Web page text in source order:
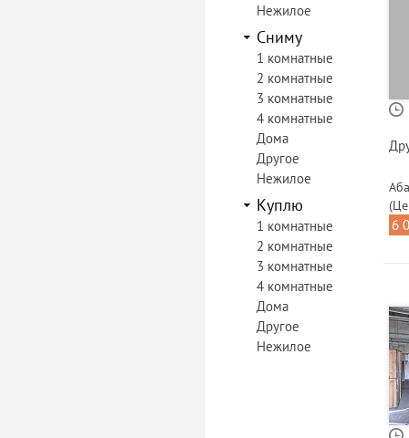
Нежилое
Сниму
1 комнатные
2 комнатные
3 комнатные
4 комнатные
Дома
Другое
Нежилое
Куплю
1 комнатные
2 комнатные
3 комнатные
4 комнатные
Дома
Другое
Нежилое
6